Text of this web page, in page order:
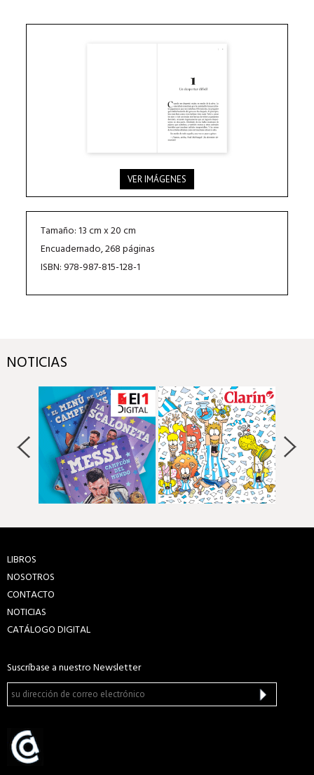
VER IMÁGENES
Tamaño: 13 cm x 20 cm
Encuadernado, 268 páginas
ISBN: 978-987-815-128-1
NOTICIAS
LIBROS
NOSOTROS
CONTACTO
NOTICIAS
CATÁLOGO DIGITAL
Suscríbase a nuestro Newsletter